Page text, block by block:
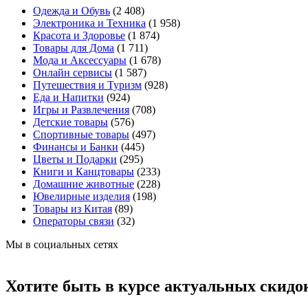
Одежда и Обувь (2 408)
Электроника и Техника (1 958)
Красота и Здоровье (1 874)
Товары для Дома (1 711)
Мода и Аксессуары (1 678)
Онлайн сервисы (1 587)
Путешествия и Туризм (928)
Еда и Напитки (924)
Игры и Развлечения (708)
Детские товары (576)
Спортивные товары (497)
Финансы и Банки (445)
Цветы и Подарки (295)
Книги и Канцтовары (233)
Домашние животные (228)
Ювелирные изделия (198)
Товары из Китая (89)
Операторы связи (32)
Мы в социальных сетях
Хотите быть в курсе актуальных